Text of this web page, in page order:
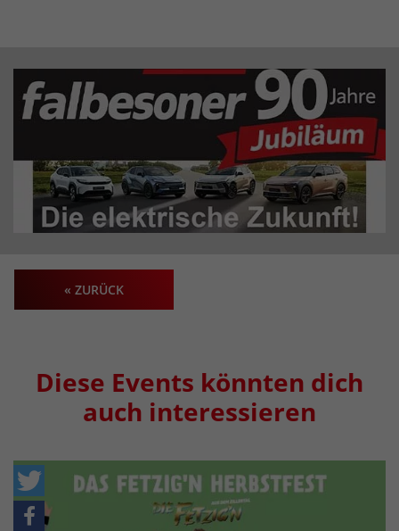
« ZURÜCK
Diese Events könnten dich
auch interessieren